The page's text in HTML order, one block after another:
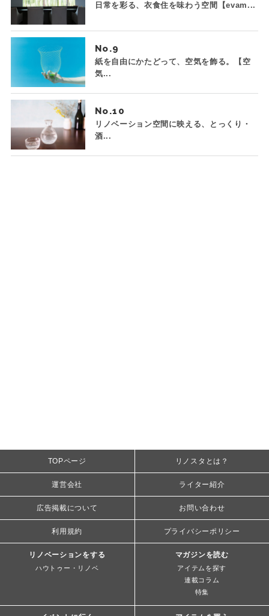
日常を彩る、衣食住を味わう空間【evam...
No.
紙を自由にかたどって、空気を飾る。【空
気...
No.
リノベーション空間に映える、とっくり・
酒...
TOPページ リノスタとは？
運営会社 ライター紹介
広告掲載について お問い合わせ
利用規約 プライバシーポリシー
リノベーションをする
ハウトゥー・リノベ
マガジンを読む
アイテムを探す
連載コラム
特集